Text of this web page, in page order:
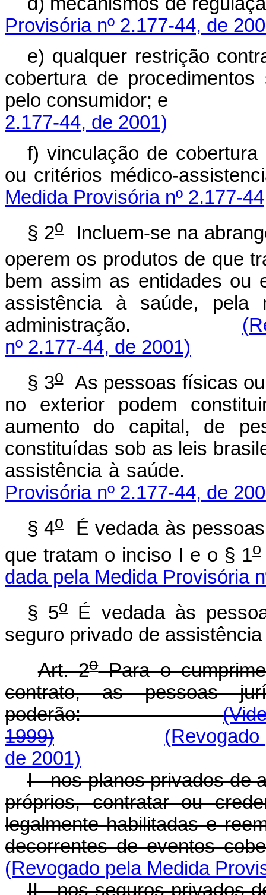
Provisória nº 2.177-44, de
e) qualquer restrição
cobertura de
pelo consumidor;
2.177-44, de 2001)
f) vinculação de
ou critérios
Medida Provisória nº 2.177-
§ 2oIncluem-se na
operem os produtos de que
bem assim as entidades ou
assistência à saúde, pela
administração.
nº 2.177-44, de 2001)
§ 3oAs pessoas físicas ou
no exterior podem
aumento do capital, de
constituídas sob as leis
assistência à
Provisória nº 2.177-44, de
§ 4oÉ vedada às pessoas
que tratam o inciso I e o § 1o
dada pela Medida Provisória
§ 5oÉ vedada às
seguro privado de
Art. 2oPara o
contrato, as pessoas
poderão:
1999)
de 2001)
I - nos planos privados de
próprios, contratar ou
legalmente habilitadas e
decorrentes de eventos
(Revogado pela Medida
II - nos seguros privados